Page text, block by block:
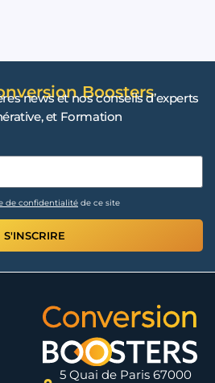
Boosters
news et nos conseils d’experts
et Formation
de confidentialité de ce site
S'INSCRIRE
5 Quai de Paris 67000